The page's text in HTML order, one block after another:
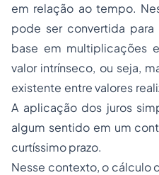
em relação ao tempo.
pode ser convertida
base em multiplicações
valor intrínseco, ou seja,
existente entre valores
A aplicação dos juros
algum sentido em um
curtíssimo prazo.
Nesse contexto, o cálculo